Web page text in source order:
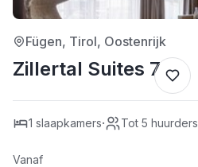
Fügen, Tirol, Oostenrijk
Zillertal Suites 7
1 slaapkamers· Tot 5 huurders
Vanaf